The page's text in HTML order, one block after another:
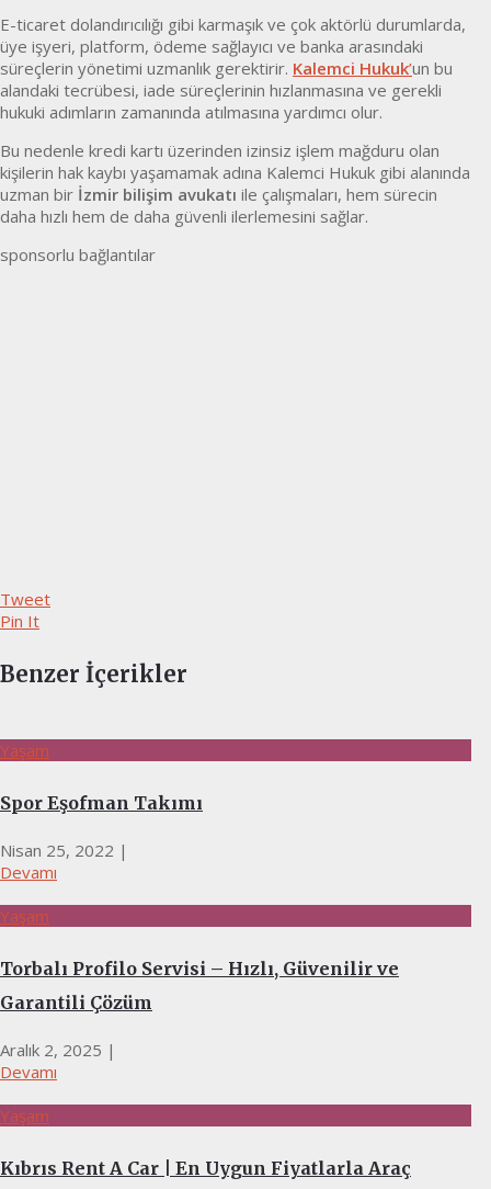
E-ticaret dolandırıcılığı gibi karmaşık ve çok aktörlü durumlarda,
üye işyeri, platform, ödeme sağlayıcı ve banka arasındaki
süreçlerin yönetimi uzmanlık gerektirir. Kalemci Hukuk’un bu
alandaki tecrübesi, iade süreçlerinin hızlanmasına ve gerekli
hukuki adımların zamanında atılmasına yardımcı olur.
Bu nedenle kredi kartı üzerinden izinsiz işlem mağduru olan
kişilerin hak kaybı yaşamamak adına Kalemci Hukuk gibi alanında
uzman bir İzmir bilişim avukatı ile çalışmaları, hem sürecin
daha hızlı hem de daha güvenli ilerlemesini sağlar.
sponsorlu bağlantılar
Tweet
Pin It
Benzer İçerikler
Yaşam
Spor Eşofman Takımı
Nisan 25, 2022 |
Devamı
Yaşam
Torbalı Profilo Servisi – Hızlı, Güvenilir ve
Garantili Çözüm
Aralık 2, 2025 |
Devamı
Yaşam
Kıbrıs Rent A Car | En Uygun Fiyatlarla Araç